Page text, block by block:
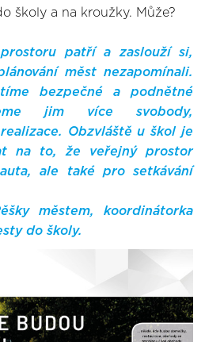
školy a na kroužky. Může?
patří a zaslouží si,
měst nezapomínali.
bezpečné a podnětné
jim více svobody,
Obzvláště u škol je
na to, že veřejný prostor
ale také pro setkávání
městem, koordinátorka
do školy.